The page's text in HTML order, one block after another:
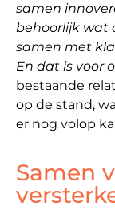
samen
behoorlijk wat
samen met
En dat is voor
bestaande
op de stand,
er nog volop
Samen